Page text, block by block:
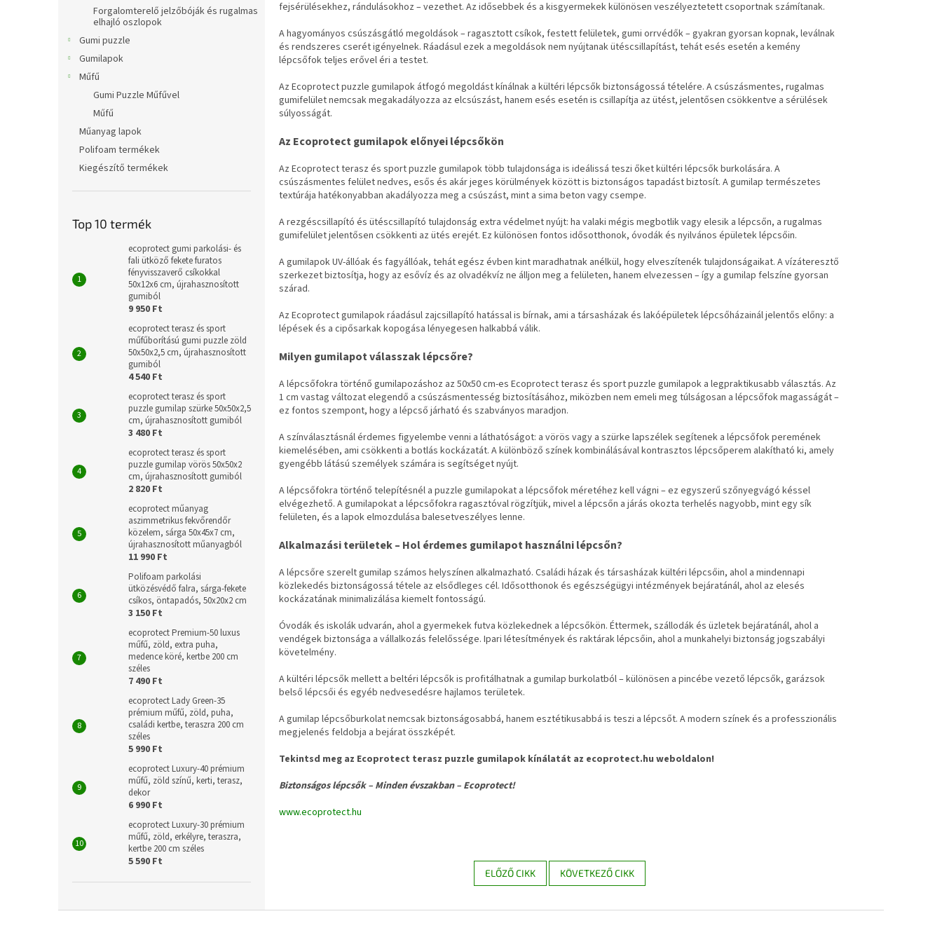
Forgalomterelő jelzőbóják és rugalmas
elhajló oszlopok
Gumi puzzle
Gumilapok
Műfű
Gumi Puzzle Műfűvel
Műfű
Műanyag lapok
Polifoam termékek
Kiegészítő termékek
Top 10 termék
ecoprotect gumi parkolási- és
fali ütköző fekete furatos
fényvisszaverő csíkokkal
50x12x6 cm, újrahasznosított
gumiból
9 950 Ft
ecoprotect terasz és sport
műfűborítású gumi puzzle zöld
50x50x2,5 cm, újrahasznosított
gumiból
4 540 Ft
ecoprotect terasz és sport
puzzle gumilap szürke 50x50x2,5
cm, újrahasznosított gumiból
3 480 Ft
ecoprotect terasz és sport
puzzle gumilap vörös 50x50x2
cm, újrahasznosított gumiból
2 820 Ft
ecoprotect műanyag
aszimmetrikus fekvőrendőr
közelem, sárga 50x45x7 cm,
újrahasznosított műanyagból
11 990 Ft
Polifoam parkolási
ütközésvédő falra, sárga-fekete
csíkos, öntapadós, 50x20x2 cm
3 150 Ft
ecoprotect Premium-50 luxus
műfű, zöld, extra puha,
medence köré, kertbe 200 cm
széles
7 490 Ft
ecoprotect Lady Green-35
prémium műfű, zöld, puha,
családi kertbe, teraszra 200 cm
széles
5 990 Ft
ecoprotect Luxury-40 prémium
műfű, zöld színű, kerti, terasz,
dekor
6 990 Ft
ecoprotect Luxury-30 prémium
műfű, zöld, erkélyre, teraszra,
kertbe 200 cm széles
5 590 Ft
fejsérülésekhez, rándulásokhoz – vezethet. Az idősebbek és a kisgyermekek különösen veszélyeztetett csoportnak számítanak.
A hagyományos csúszásgátló megoldások – ragasztott csíkok, festett felületek, gumi orrvédők – gyakran gyorsan kopnak, leválnak
és rendszeres cserét igényelnek. Ráadásul ezek a megoldások nem nyújtanak ütéscsillapítást, tehát esés esetén a kemény
lépcsőfok teljes erővel éri a testet.
Az Ecoprotect puzzle gumilapok átfogó megoldást kínálnak a kültéri lépcsők biztonságossá tételére. A csúszásmentes, rugalmas
gumifelület nemcsak megakadályozza az elcsúszást, hanem esés esetén is csillapítja az ütést, jelentősen csökkentve a sérülések
súlyosságát.
Az Ecoprotect gumilapok előnyei lépcsőkön
Az Ecoprotect terasz és sport puzzle gumilapok több tulajdonsága is ideálissá teszi őket kültéri lépcsők burkolására. A
csúszásmentes felület nedves, esős és akár jeges körülmények között is biztonságos tapadást biztosít. A gumilap természetes
textúrája hatékonyabban akadályozza meg a csúszást, mint a sima beton vagy csempe.
A rezgéscsillapító és ütéscsillapító tulajdonság extra védelmet nyújt: ha valaki mégis megbotlik vagy elesik a lépcsőn, a rugalmas
gumifelület jelentősen csökkenti az ütés erejét. Ez különösen fontos idősotthonok, óvodák és nyilvános épületek lépcsőin.
A gumilapok UV-állóak és fagyállóak, tehát egész évben kint maradhatnak anélkül, hogy elveszítenék tulajdonságaikat. A vízáteresztő
szerkezet biztosítja, hogy az esővíz és az olvadékvíz ne álljon meg a felületen, hanem elvezessen – így a gumilap felszíne gyorsan
szárad.
Az Ecoprotect gumilapok ráadásul zajcsillapító hatással is bírnak, ami a társasházak és lakóépületek lépcsőházainál jelentős előny: a
lépések és a cipősarkak kopogása lényegesen halkabbá válik.
Milyen gumilapot válasszak lépcsőre?
A lépcsőfokra történő gumilapozáshoz az 50x50 cm-es Ecoprotect terasz és sport puzzle gumilapok a legpraktikusabb választás. Az
1 cm vastag változat elegendő a csúszásmentesség biztosításához, miközben nem emeli meg túlságosan a lépcsőfok magasságát –
ez fontos szempont, hogy a lépcső járható és szabványos maradjon.
A színválasztásnál érdemes figyelembe venni a láthatóságot: a vörös vagy a szürke lapszélek segítenek a lépcsőfok peremének
kiemelésében, ami csökkenti a botlás kockázatát. A különböző színek kombinálásával kontrasztos lépcsőperem alakítható ki, amely
gyengébb látású személyek számára is segítséget nyújt.
A lépcsőfokra történő telepítésnél a puzzle gumilapokat a lépcsőfok méretéhez kell vágni – ez egyszerű szőnyegvágó késsel
elvégezhető. A gumilapokat a lépcsőfokra ragasztóval rögzítjük, mivel a lépcsőn a járás okozta terhelés nagyobb, mint egy sík
felületen, és a lapok elmozdulása balesetveszélyes lenne.
Alkalmazási területek – Hol érdemes gumilapot használni lépcsőn?
A lépcsőre szerelt gumilap számos helyszínen alkalmazható. Családi házak és társasházak kültéri lépcsőin, ahol a mindennapi
közlekedés biztonságossá tétele az elsődleges cél. Idősotthonok és egészségügyi intézmények bejáratánál, ahol az elesés
kockázatának minimalizálása kiemelt fontosságú.
Óvodák és iskolák udvarán, ahol a gyermekek futva közlekednek a lépcsőkön. Éttermek, szállodák és üzletek bejáratánál, ahol a
vendégek biztonsága a vállalkozás felelőssége. Ipari létesítmények és raktárak lépcsőin, ahol a munkahelyi biztonság jogszabályi
követelmény.
A kültéri lépcsők mellett a beltéri lépcsők is profitálhatnak a gumilap burkolatból – különösen a pincébe vezető lépcsők, garázsok
belső lépcsői és egyéb nedvesedésre hajlamos területek.
A gumilap lépcsőburkolat nemcsak biztonságosabbá, hanem esztétikusabbá is teszi a lépcsőt. A modern színek és a professzionális
megjelenés feldobja a bejárat összképét.
Tekintsd meg az Ecoprotect terasz puzzle gumilapok kínálatát az ecoprotect.hu weboldalon!
Biztonságos lépcsők – Minden évszakban – Ecoprotect!
www.ecoprotect.hu
ELŐZŐ CIKK KÖVETKEZŐ CIKK